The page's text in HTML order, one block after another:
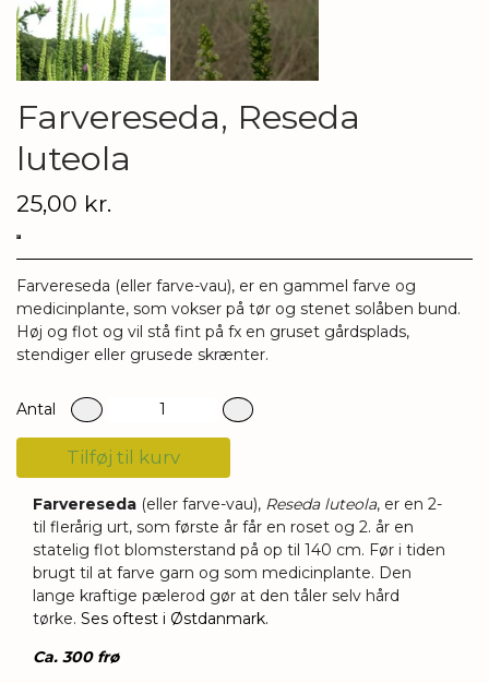
Farvereseda, Reseda
luteola
25,00 kr.
Farvereseda (eller farve-vau), er en gammel farve og
medicinplante, som vokser på tør og stenet solåben bund.
Høj og flot og vil stå fint på fx en gruset gårdsplads,
stendiger eller grusede skrænter.
Antal
Tilføj til kurv
Farvereseda (eller farve-vau), Reseda luteola, er en 2-
til flerårig urt, som første år får en roset og 2. år en
statelig flot blomsterstand på op til 140 cm. Før i tiden
brugt til at farve garn og som medicinplante. Den
lange kraftige pælerod gør at den tåler selv hård
tørke. Ses oftest i Østdanmark.
Ca. 300 frø